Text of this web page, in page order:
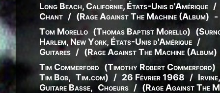
Long Beach, Californie, États-Unis d'Amérique /
Chant / (Rage Against The Machine (Album) -
Tom Morello (Thomas BaptistMorello) (
Harlem, New York, États-Unis d'Amérique /
Guitares / (Rage Against The Machine (Album)
Tim Commerford (Timothy Robert Commerford)
Tim Bob, Tim.com) / 26 Février 1968 /
Guitare Basse, Choeurs / (Rage Against The